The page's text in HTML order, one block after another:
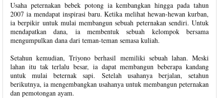
Usaha peternakan bebek potong ia kembangkan hingga pada tahun
2007 ia mendapat inspirasi baru. Ketika melihat hewan-hewan kurban,
ia berpikir untuk mulai membangun sebuah peternakan sendiri. Untuk
mendapatkan dana, ia membentuk sebuah kelompok bersama
mengumpulkan dana dari teman-teman semasa kuliah.
Setahun kemudian, Triyono berhasil memiliki sebuah lahan. Meski
lahan itu tak terlalu besar, ia dapat membangun beberapa kandang
untuk mulai beternak sapi. Setelah usahanya berjalan, setahun
berikutnya, ia mengembangkan usahanya untuk membangun peternakan
dan pemotongan ayam.